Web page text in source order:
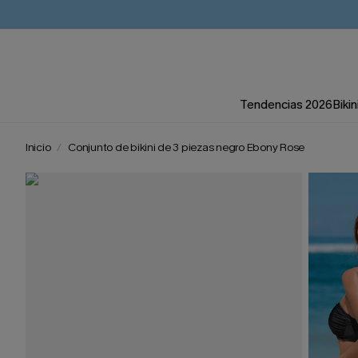
Tendencias 2026
Inicio Conjunto de bikini de 3 piezas negro Ebony Rose